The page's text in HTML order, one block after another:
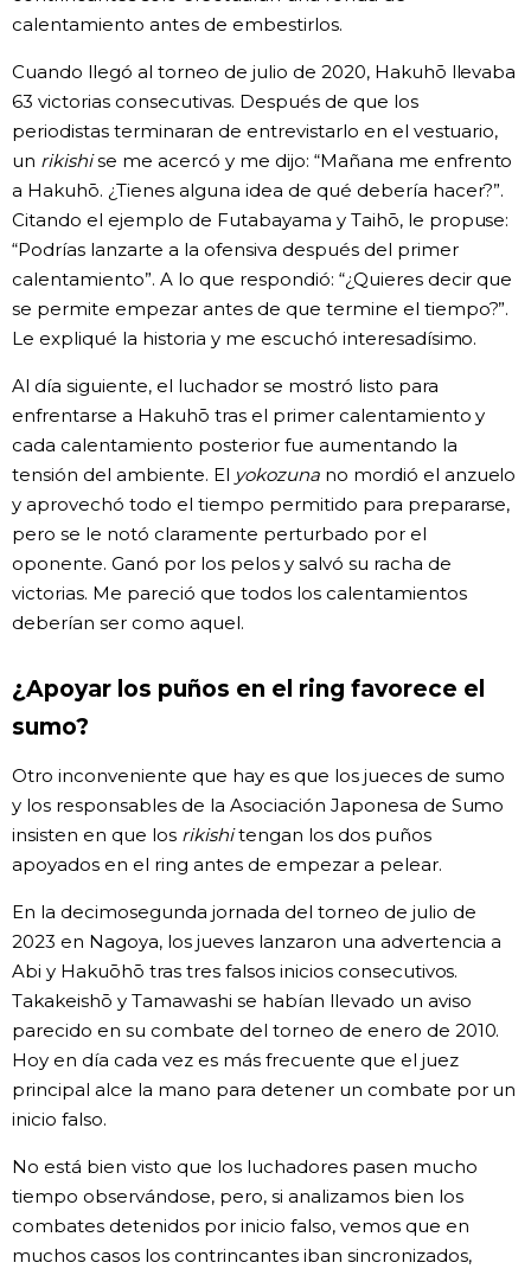
calentamiento antes de embestirlos.
Cuando llegó al torneo de julio de 2020, Hakuhō llevaba
63 victorias consecutivas. Después de que los
periodistas terminaran de entrevistarlo en el vestuario,
un rikishise me acercó y me dijo: “Mañana me enfrento
a Hakuhō. ¿Tienes alguna idea de qué debería hacer?”.
Citando el ejemplo de Futabayama y Taihō, le propuse:
“Podrías lanzarte a la ofensiva después del primer
calentamiento”. A lo que respondió: “¿Quieres decir que
se permite empezar antes de que termine el tiempo?”.
Le expliqué la historia y me escuchó interesadísimo.
Al día siguiente, el luchador se mostró listo para
enfrentarse a Hakuhō tras el primer calentamiento y
cada calentamiento posterior fue aumentando la
tensión del ambiente. El yokozunano mordió el anzuelo
y aprovechó todo el tiempo permitido para prepararse,
pero se le notó claramente perturbado por el
oponente. Ganó por los pelos y salvó su racha de
victorias. Me pareció que todos los calentamientos
deberían ser como aquel.
¿Apoyar los puños en el ring favorece el
sumo?
Otro inconveniente que hay es que los jueces de sumo
y los responsables de la Asociación Japonesa de Sumo
insisten en que los rikishitengan los dos puños
apoyados en el ring antes de empezar a pelear.
En la decimosegunda jornada del torneo de julio de
2023 en Nagoya, los jueves lanzaron una advertencia a
Abi y Hakuōhō tras tres falsos inicios consecutivos.
Takakeishō y Tamawashi se habían llevado un aviso
parecido en su combate del torneo de enero de 2010.
Hoy en día cada vez es más frecuente que el juez
principal alce la mano para detener un combate por un
inicio falso.
No está bien visto que los luchadores pasen mucho
tiempo observándose, pero, si analizamos bien los
combates detenidos por inicio falso, vemos que en
muchos casos los contrincantes iban sincronizados,